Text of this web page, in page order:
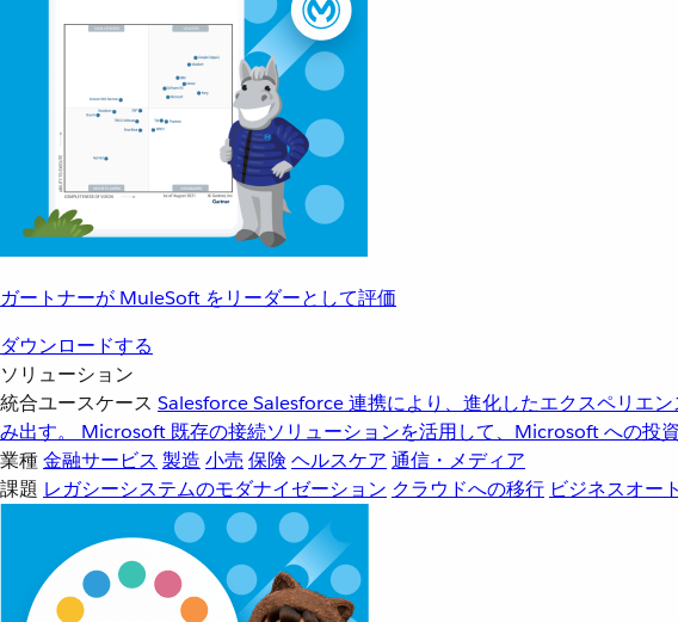
ガートナーが MuleSoft をリーダーとして評価
ダウンロードする
ソリューション
統合ユースケース SalesforceSalesforce 連携により、進化したエクスペリエ
み出す。
Microsoft 既存の接続ソリューションを活用して、Microsoft への投資
業種金融サービス 製造 小売 保険 ヘルスケア 通信・メディア
課題 レガシーシステムのモダナイゼーション クラウドへの移行 ビジネスオー